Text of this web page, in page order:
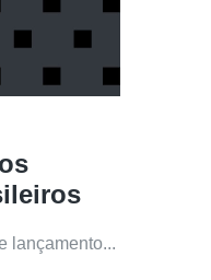
lançamento...